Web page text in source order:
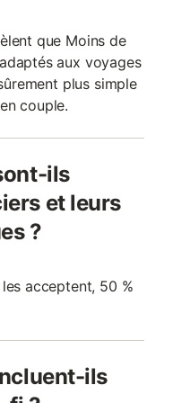
que Moins de
aux voyages
plus simple
couple.
ils
et leurs
?
acceptent, 50 %
ils